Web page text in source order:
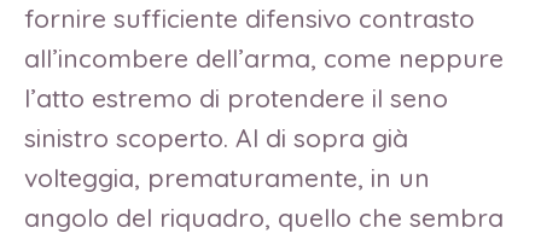
fornire sufficiente difensivo contrasto
all’incombere dell’arma, come neppure
l’atto estremo di protendere il seno
sinistro scoperto. Al di sopra già
volteggia, prematuramente, in un
angolo del riquadro, quello che sembra